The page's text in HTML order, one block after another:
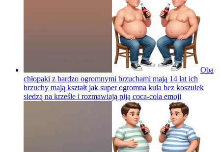
Oba
chłopaki z bardzo ogromnymi brzuchami mają 14 lat ich
brzuchy mają kształt jak super ogromna kula bez koszulek
siedzą na krześle i rozmawiają piją coca-cola emoji